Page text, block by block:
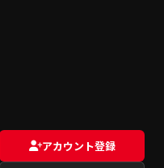
アカウント登録